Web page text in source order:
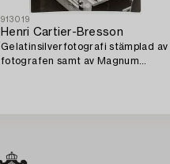
913019
Henri Cartier-Bresson
Gelatinsilverfotografi stämplad av
fotografen samt av Magnum